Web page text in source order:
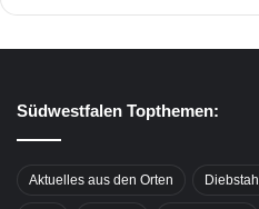
Südwestfalen Topthemen:
Aktuelles aus den Orten Diebstahl